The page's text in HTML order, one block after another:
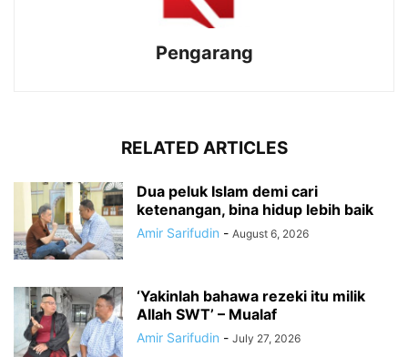
Pengarang
RELATED ARTICLES
Dua peluk Islam demi cari
ketenangan, bina hidup lebih baik
Amir Sarifudin - August 6, 2026
‘Yakinlah bahawa rezeki itu milik
Allah SWT’ – Mualaf
Amir Sarifudin - July 27, 2026